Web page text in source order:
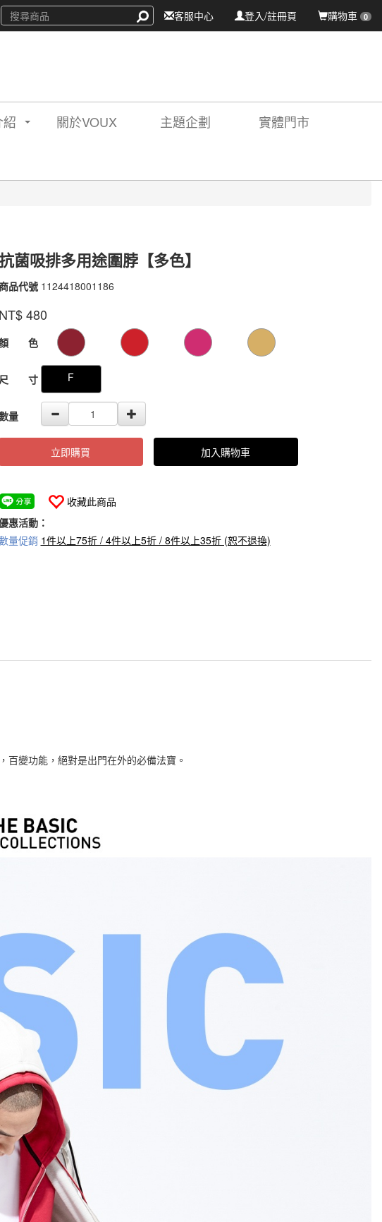
購物車 0
登入/註冊頁
客服中心
關於VOUX 主題企劃 實體門市
菌吸排多用途圍脖【多色】
品代號 1124418001186
1124418001186
品牌
VOUX
NT$480
GOODS000000000000000084082 GOODS000000000000000085728
色
尺 寸 F
量
立即購買 加入購物車
收藏此商品
惠活動：
量促銷 1件以上75折 / 4件以上5折 / 8件以上35折 (恕不退換)
變功能，絕對是出門在外的必備法寶。